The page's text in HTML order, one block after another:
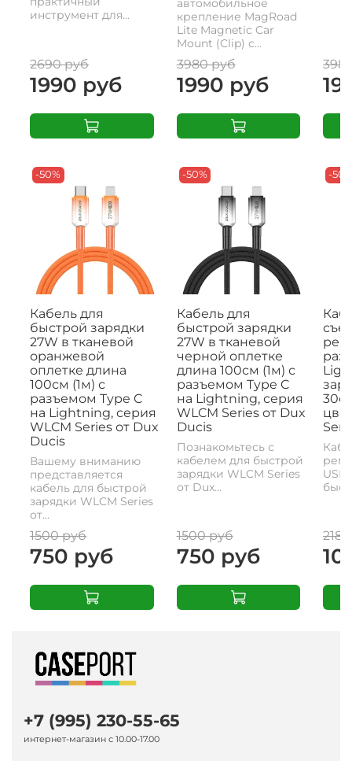
инструмент для...
2690 руб
1990 руб
автомобильное
крепление MagRoad
Lite Magnetic Car
Mount (Clip) с...
3980 руб
1990 руб
-50%
Кабель для
быстрой зарядки
27W в тканевой
оранжевой
оплетке длина
100см (1м) с
разъемом Type C
на Lightning, серия
WLCM Series от Dux
Ducis
Вашему вниманию
представляется
кабель для быстрой
зарядки WLCM Series
от...
1500 руб
750 руб
-50%
Кабель для
быстрой зарядки
27W в тканевой
черной оплетке
длина 100см (1м) с
разъемом Type C
на Lightning, серия
WLCM Series от Dux
Ducis
Познакомьтесь с
кабелем для быстрой
зарядки WLCM Series
от Dux...
1500 руб
750 руб
-
+7 (995) 230-55-65
интернет-магазин с 10.00-17.00